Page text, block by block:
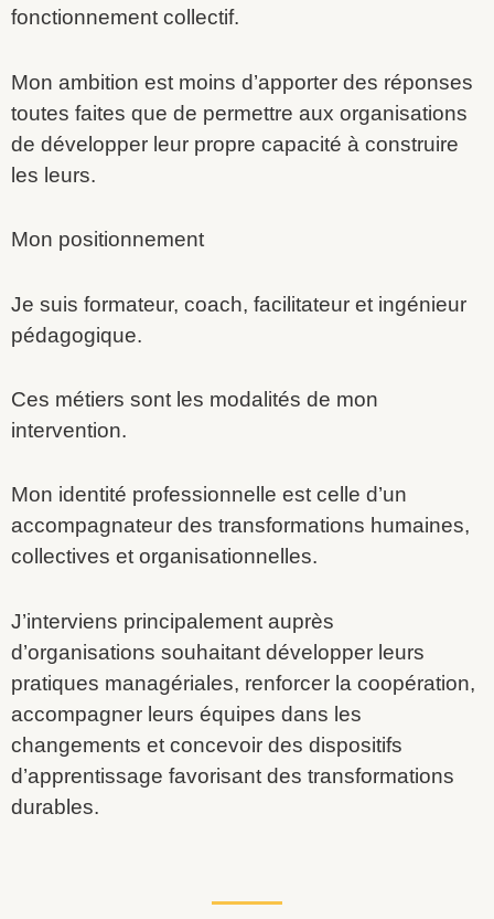
fonctionnement collectif.
Mon ambition est moins d’apporter des réponses
toutes faites que de permettre aux organisations
de développer leur propre capacité à construire
les leurs.
Mon positionnement
Je suis formateur, coach, facilitateur et ingénieur
pédagogique.
Ces métiers sont les modalités de mon
intervention.
Mon identité professionnelle est celle d’un
accompagnateur des transformations humaines,
collectives et organisationnelles.
J’interviens principalement auprès
d’organisations souhaitant développer leurs
pratiques managériales, renforcer la coopération,
accompagner leurs équipes dans les
changements et concevoir des dispositifs
d’apprentissage favorisant des transformations
durables.